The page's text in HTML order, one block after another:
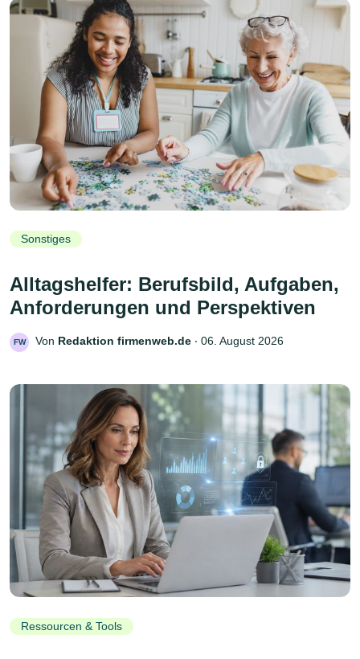
Sonstiges
Alltagshelfer: Berufsbild, Aufgaben,
Anforderungen und Perspektiven
FW Von Redaktion firmenweb.de ‧ 06. August 2026
Ressourcen & Tools